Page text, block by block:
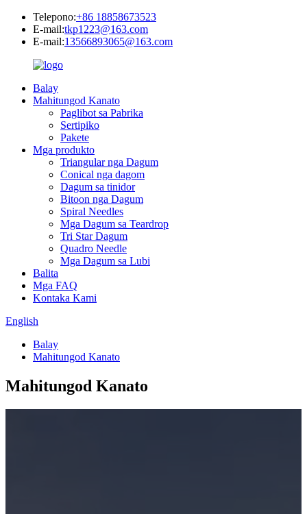
Telepono:+86 18858673523
E-mail:tkp1223@163.com
E-mail:13566893065@163.com
Balay
Mahitungod Kanato
Paglibot sa Pabrika
Sertipiko
Pakete
Mga produkto
Triangular nga Dagum
Conical nga dagom
Dagum sa tinidor
Bitoon nga Dagum
Spiral Needles
Mga Dagum sa Teardrop
Tri Star Dagum
Quadro Needle
Mga Dagum sa Lubi
Balita
Mga FAQ
Kontaka Kami
English
Balay
Mahitungod Kanato
Mahitungod Kanato